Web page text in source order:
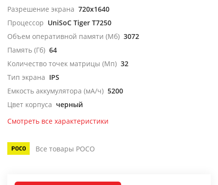
Разрешение экрана 720x1640
Процессор UniSoC Tiger T7250
Объем оперативной памяти (Мб) 3072
Память (Гб) 64
Количество точек матрицы (Мп) 32
Тип экрана IPS
Емкость аккумулятора (мА/ч) 5200
Цвет корпуса черный
Смотреть все характеристики
Все товары POCO